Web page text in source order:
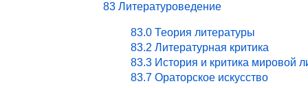
83 Литературоведение
83.0 Теория литературы
83.2 Литературная критика
83.3 История и критика мировой
83.7 Ораторское искусство